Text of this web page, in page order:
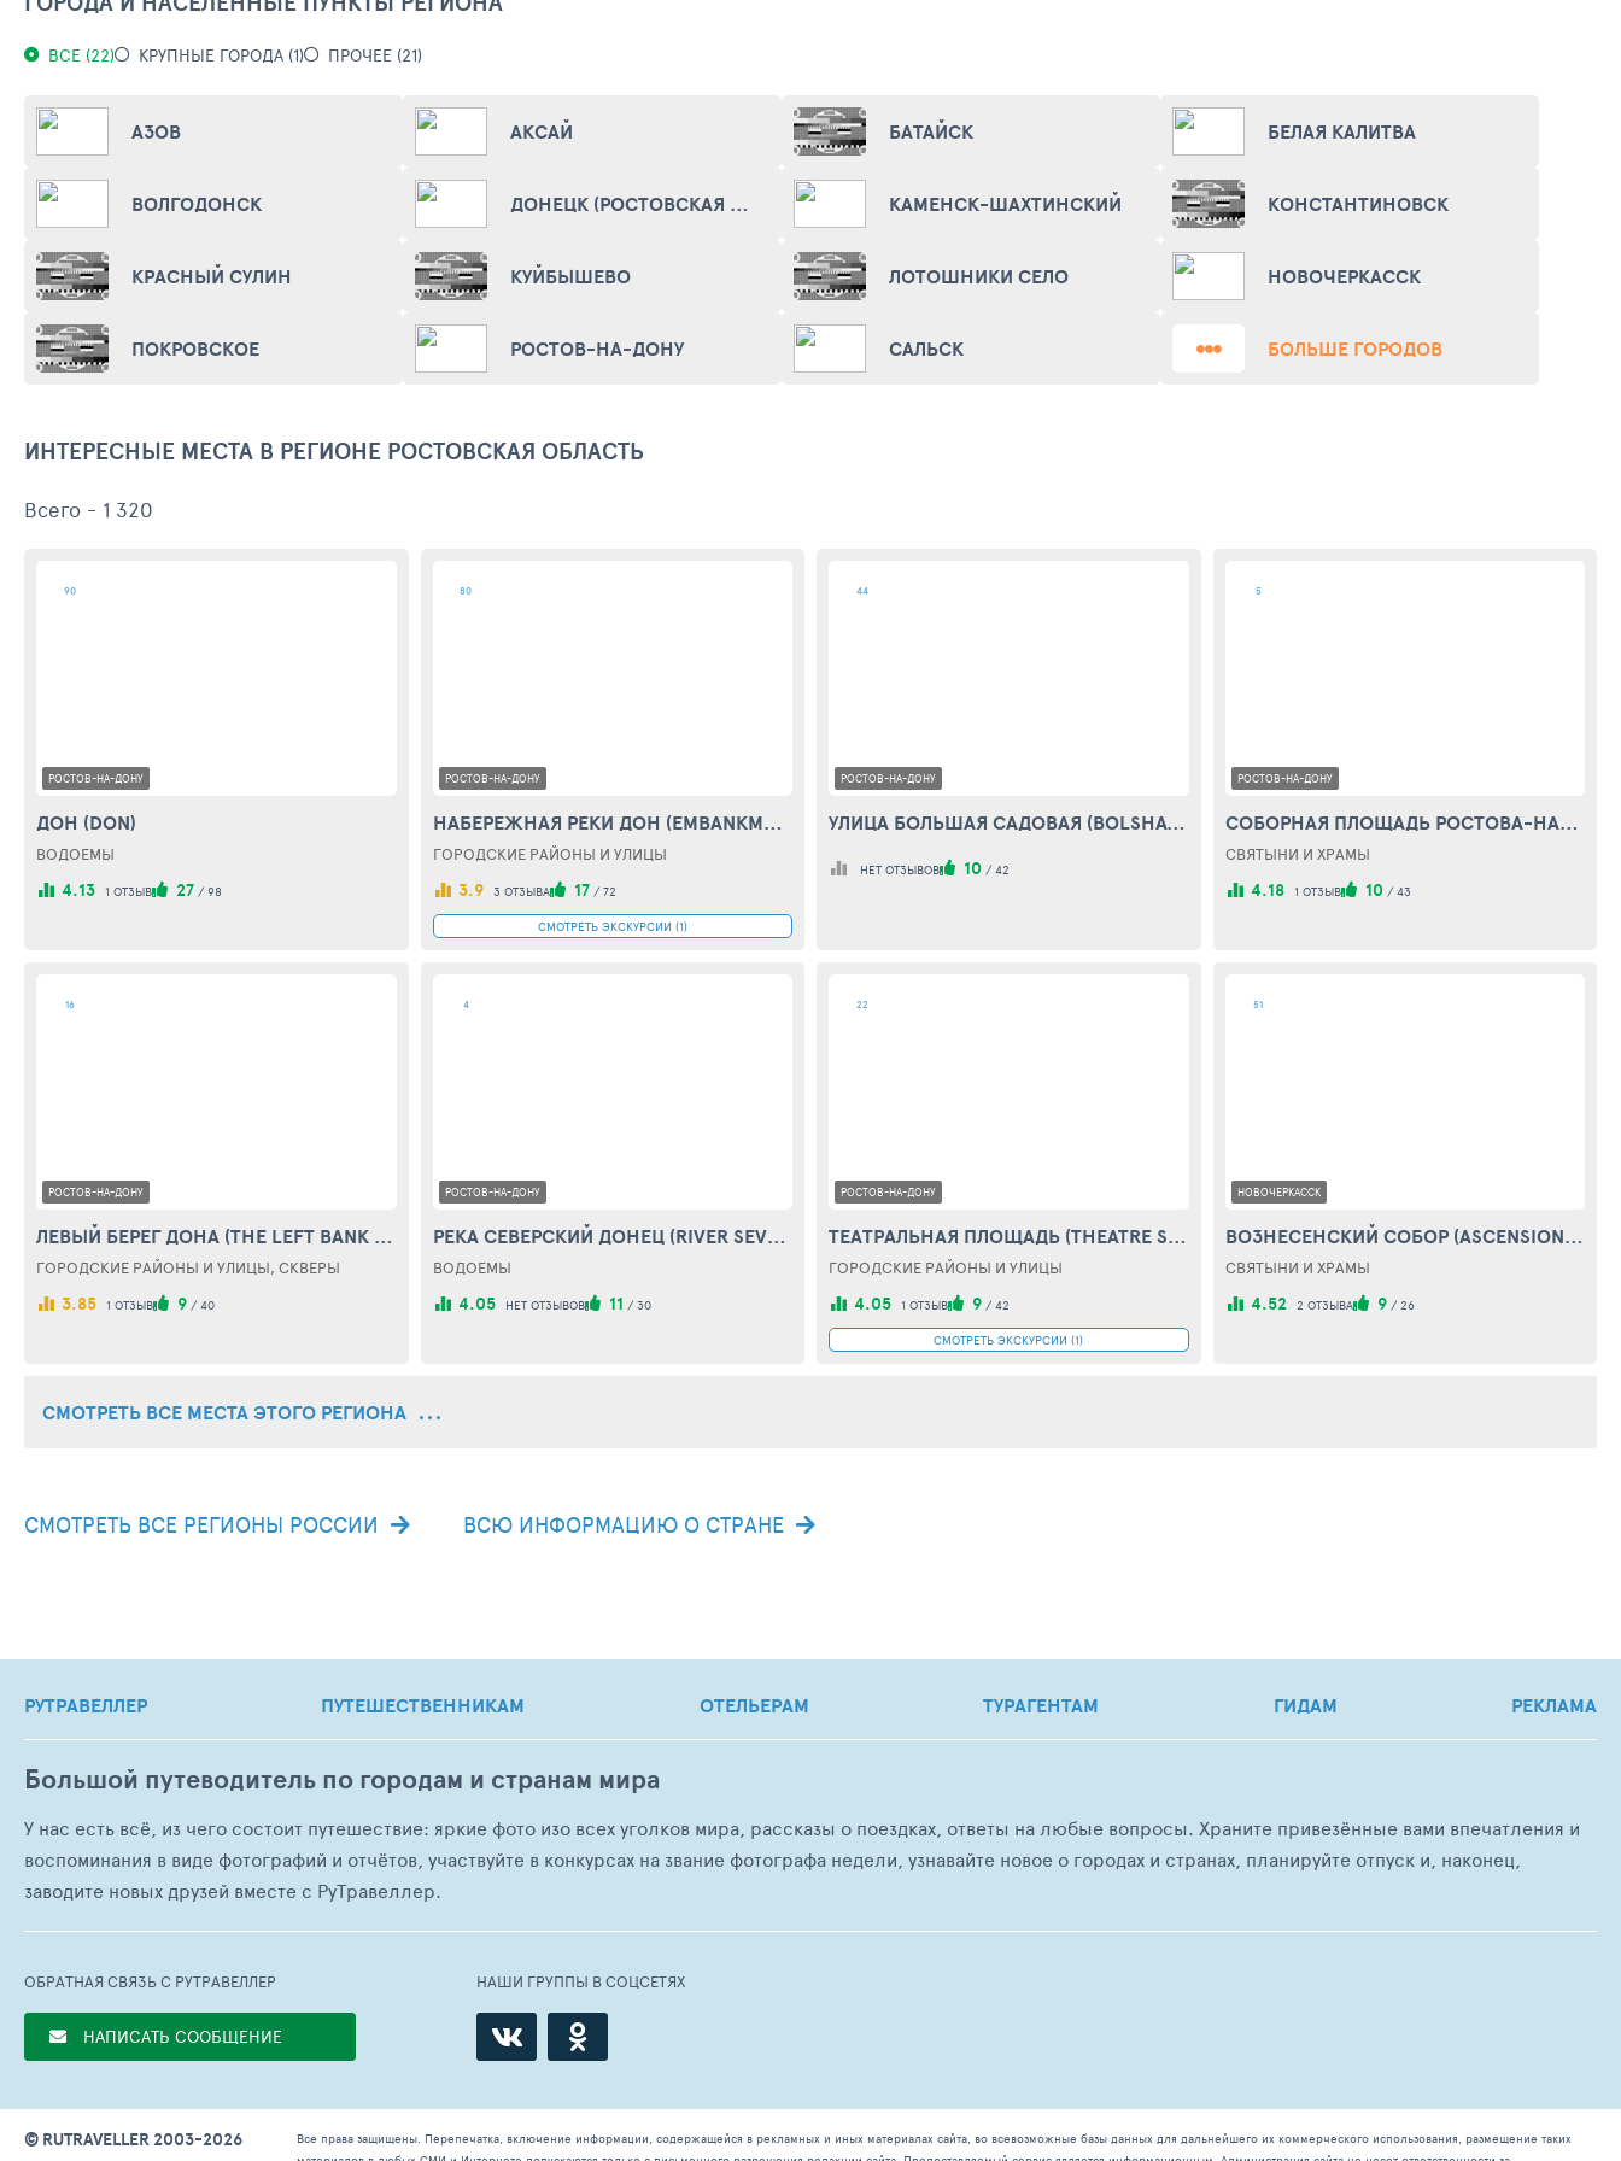
ВСЕ (22) КРУПНЫЕ ГОРОДА (1) ПРОЧЕЕ (21)
АЗОВ АКСАЙ БАТАЙСК БЕЛАЯ КАЛИТВА
ВОЛГОДОНСК ДОНЕЦК (РОСТОВСКАЯ ОБЛ.) КАМЕНСК-ШАХТИНСКИЙ КОНСТАНТИНОВСК
КРАСНЫЙ СУЛИН КУЙБЫШЕВО ЛОТОШНИКИ СЕЛО НОВОЧЕРКАССК
ПОКРОВСКОЕ РОСТОВ-НА-ДОНУ САЛЬСК БОЛЬШЕ ГОРОДОВ
ИНТЕРЕСНЫЕ МЕСТА В РЕГИОНЕ РОСТОВСКАЯ ОБЛАСТЬ
Всего - 1 320
90
РОСТОВ-НА-ДОНУ
ДОН (DON)
ВОДОЕМЫ
4.13 1 ОТЗЫВ 27 / 98
80
РОСТОВ-НА-ДОНУ
НАБЕРЕЖНАЯ РЕКИ ДОН (EMBANKMENT OF THE RIVER DON)
ГОРОДСКИЕ РАЙОНЫ И УЛИЦЫ
3.9 3 ОТЗЫВА 17 / 72
СМОТРЕТЬ ЭКСКУРСИИ (1)
44
РОСТОВ-НА-ДОНУ
УЛИЦА БОЛЬШАЯ САДОВАЯ (BOLSHAYA SADOVAYA STREET)
НЕТ ОТЗЫВОВ 10 / 42
5
РОСТОВ-НА-ДОНУ
СОБОРНАЯ ПЛОЩАДЬ РОСТОВА-НА-ДОНУ (CATHEDRAL SQUARE)
СВЯТЫНИ И ХРАМЫ
4.18 1 ОТЗЫВ 10 / 43
16
РОСТОВ-НА-ДОНУ
ЛЕВЫЙ БЕРЕГ ДОНА (THE LEFT BANK OF THE DON)
ГОРОДСКИЕ РАЙОНЫ И УЛИЦЫ, СКВЕРЫ
3.85 1 ОТЗЫВ 9 / 40
4
РОСТОВ-НА-ДОНУ
РЕКА СЕВЕРСКИЙ ДОНЕЦ (RIVER SEVERSKIJ DONEC)
ВОДОЕМЫ
4.05 НЕТ ОТЗЫВОВ 11 / 30
22
РОСТОВ-НА-ДОНУ
ТЕАТРАЛЬНАЯ ПЛОЩАДЬ (THEATRE SQUARE)
ГОРОДСКИЕ РАЙОНЫ И УЛИЦЫ
4.05 1 ОТЗЫВ 9 / 42
СМОТРЕТЬ ЭКСКУРСИИ (1)
51
НОВОЧЕРКАССК
ВОЗНЕСЕНСКИЙ СОБОР (ASCENSION CATHEDRAL)
СВЯТЫНИ И ХРАМЫ
4.52 2 ОТЗЫВА 9 / 26
СМОТРЕТЬ ВСЕ МЕСТА ЭТОГО РЕГИОНА
СМОТРЕТЬ ВСЕ РЕГИОНЫ РОССИИ ВСЮ ИНФОРМАЦИЮ О СТРАНЕ
РУТРАВЕЛЛЕР ПУТЕШЕСТВЕННИКАМ ОТЕЛЬЕРАМ ТУРАГЕНТАМ ГИДАМ РЕКЛАМА
Большой путеводитель по городам и странам мира
У нас есть всё, из чего состоит путешествие: яркие фото изо всех уголков мира, рассказы о поездках, ответы на любые вопросы. Храните привезённые вами впечатления и
воспоминания в виде фотографий и отчётов, участвуйте в конкурсах на звание фотографа недели, узнавайте новое о городах и странах, планируйте отпуск и, наконец,
заводите новых друзей вместе с РуТравеллер.
ОБРАТНАЯ СВЯЗЬ С РУТРАВЕЛЛЕР
НАПИСАТЬ СООБЩЕНИЕ
НАШИ ГРУППЫ В СОЦСЕТЯХ
© RUTRAVELLER 2003-2026
Все права защищены. Перепечатка, включение информации, содержащейся в рекламных и иных материалах сайта, во всевозможные базы данных для дальнейшего их коммерческого использования, размещение таких